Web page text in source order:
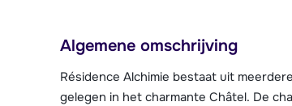
Algemene omschrijving
Résidence Alchimie bestaat uit
gelegen in het charmante Châtel. De